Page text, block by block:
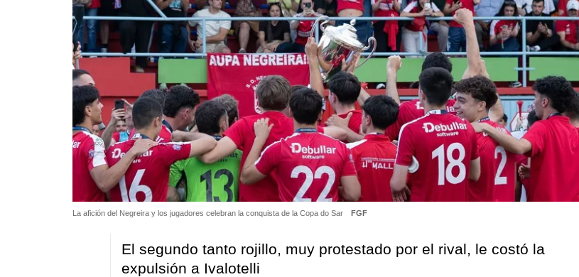
La afición del Negreira y los jugadores celebran la conquista de la Copa do Sar FGF
El segundo tanto rojillo, muy protestado por el rival, le costó la
expulsión a Ivalotelli